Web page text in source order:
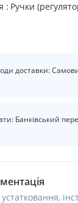
Ручки
доставки:
Банківський